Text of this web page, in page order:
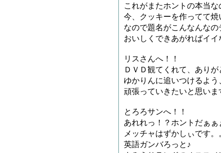
これがまたホントの本当
今、クッキーを作ってて
なので題名がこんなんな
おいしくできあがればイ
リスさんへ！！
ＤＶＤ観てくれて、あり
ゆかりんに追いつけるよ
頑張っていきたいと思い
とろろサンへ！！
あれれっ！？ホントだぁ
メッチャはずかしぃです
英語ガンバろっと♪